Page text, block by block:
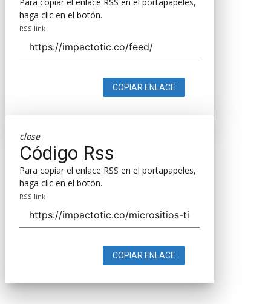
haga clic en el botón.
RSS link
COPIAR ENLACE
close
Código Rss
Para copiar el enlace RSS en el portapapeles,
haga clic en el botón.
RSS link
COPIAR ENLACE